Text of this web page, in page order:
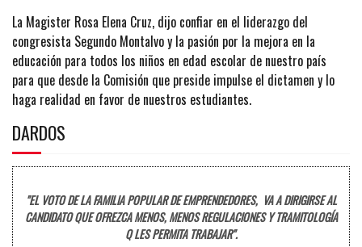
La Magister Rosa Elena Cruz, dijo confiar en el liderazgo del
congresista Segundo Montalvo y la pasión por la mejora en la
educación para todos los niños en edad escolar de nuestro país
para que desde la Comisión que preside impulse el dictamen y lo
haga realidad en favor de nuestros estudiantes.
DARDOS
"EL VOTO DE LA FAMILIA POPULAR DE EMPRENDEDORES, VA A DIRIGIRSE AL
CANDIDATO QUE OFREZCA MENOS, MENOS REGULACIONES Y TRAMITOLOGÍA
Q LES PERMITA TRABAJAR".